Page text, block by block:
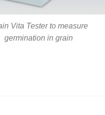
Vita Tester to measure
germination in grain